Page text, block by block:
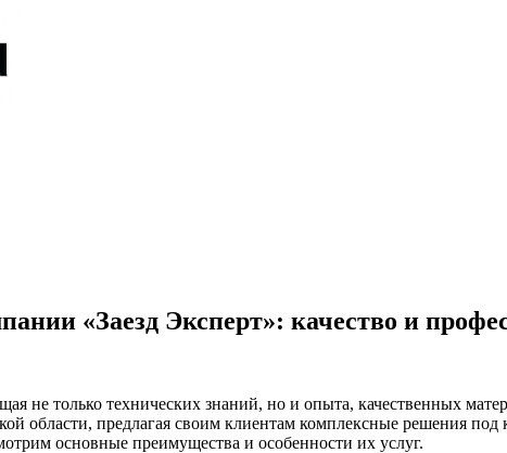
«Заезд Эксперт»: качество и
не только технических знаний, но и опыта, качественных
области, предлагая своим клиентам комплексные решения
основные преимущества и особенности их услуг.